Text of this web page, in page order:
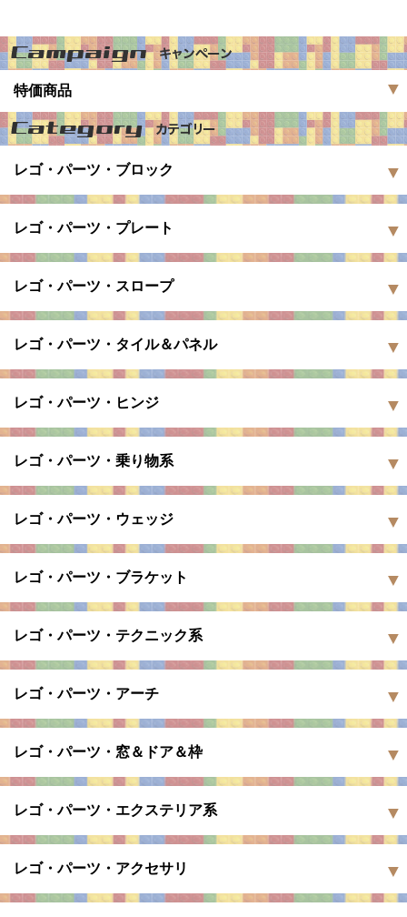
特価商品
レゴ・パーツ・ブロック
レゴ・パーツ・プレート
レゴ・パーツ・スロープ
レゴ・パーツ・タイル＆パネル
レゴ・パーツ・ヒンジ
レゴ・パーツ・乗り物系
レゴ・パーツ・ウェッジ
レゴ・パーツ・ブラケット
レゴ・パーツ・テクニック系
レゴ・パーツ・アーチ
レゴ・パーツ・窓＆ドア＆枠
レゴ・パーツ・エクステリア系
レゴ・パーツ・アクセサリ